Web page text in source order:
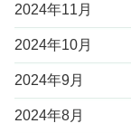
2024年11月
2024年10月
2024年9月
2024年8月